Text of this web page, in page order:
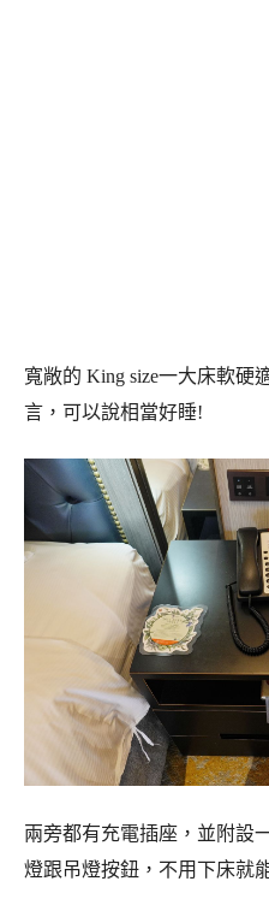
寬敞的 King size一大床軟硬
言，可以說相當好睡!
兩旁都有充電插座，並附設
燈跟吊燈按鈕，不用下床就